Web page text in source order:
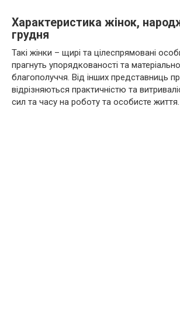
Характеристика жінок,
грудня
Такі жінки – щирі та цілеспрямовані
прагнуть упорядкованості та
благополуччя. Від інших представниць
відрізняються практичністю та
сил та часу на роботу та особисте життя.